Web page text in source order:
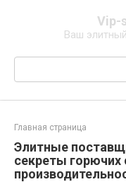
Vip-
Ваш
Поиск:
Главная страница
Элитные
секреты